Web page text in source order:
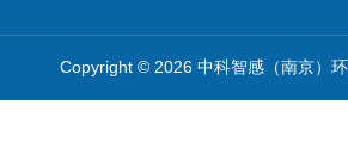
Copyright © 2026 中科智感（南京）